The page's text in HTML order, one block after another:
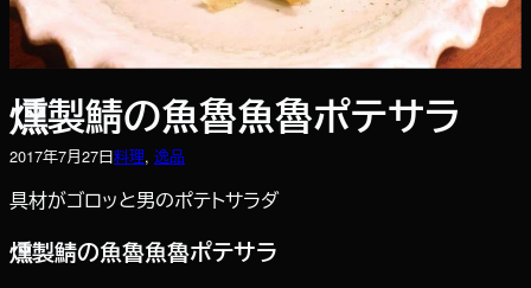
燻製鯖の魚魯魚魯ポテサラ
2017年7月27日料理, 逸品
具材がゴロッと男のポテトサラダ
燻製鯖の魚魯魚魯ポテサラ